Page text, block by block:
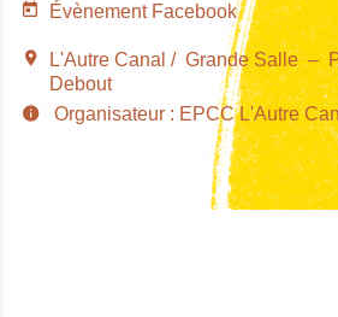
Évènement Facebook
L'Autre Canal Grande Salle
Debout
Organisateur : EPCC L'Autre